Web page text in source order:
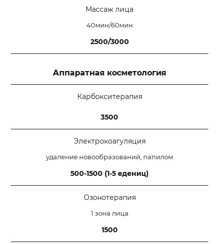
Массаж лица
40мин/60мин
2500/3000
Аппаратная косметология
Карбокситерапия
3500
Электрокоагуляция
удаление новообразований, папилом
500-1500 (1-5 едениц)
Озонотерапия
1 зона лица
1500